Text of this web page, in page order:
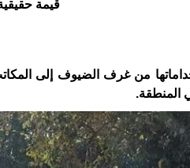
قيمة
من غرف الضيوف إلى
المنطقة.